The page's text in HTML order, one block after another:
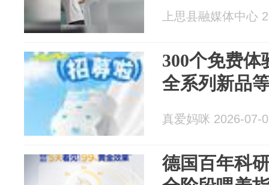
上思县融媒体中心
300个免费体
全系列新品
真爱妈咪 2026-07-
德国百年科